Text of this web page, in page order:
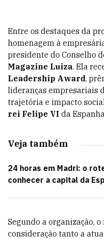
Entre os destaques da
homenagem à
presidente do Conselho
Magazine Luiza. Ela
Leadership Award,
lideranças empresariais
trajetória e impacto
rei Felipe VI da
Veja também
24 horas em Madri: o
conhecer a capital da
Segundo a organização,
consideração tanto a